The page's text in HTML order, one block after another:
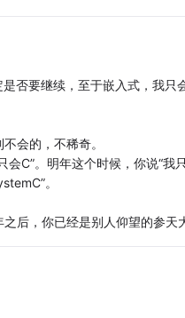
否要继续，至于嵌入式，我
会的，不稀奇。
会C”。明年这个时候，你说“
。
后，你已经是别人仰望的参天